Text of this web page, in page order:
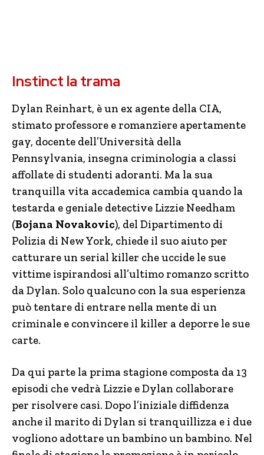
Instinct la trama
Dylan Reinhart, è un ex agente della CIA,
stimato professore e romanziere apertamente
gay, docente dell’Università della
Pennsylvania, insegna criminologia a classi
affollate di studenti adoranti. Ma la sua
tranquilla vita accademica cambia quando la
testarda e geniale detective Lizzie Needham
(Bojana Novakovic), del Dipartimento di
Polizia di New York, chiede il suo aiuto per
catturare un serial killer che uccide le sue
vittime ispirandosi all’ultimo romanzo scritto
da Dylan. Solo qualcuno con la sua esperienza
può tentare di entrare nella mente di un
criminale e convincere il killer a deporre le sue
carte.
Da qui parte la prima stagione composta da 13
episodi che vedrà Lizzie e Dylan collaborare
per risolvere casi. Dopo l’iniziale diffidenza
anche il marito di Dylan si tranquillizza e i due
vogliono adottare un bambino un bambino. Nel